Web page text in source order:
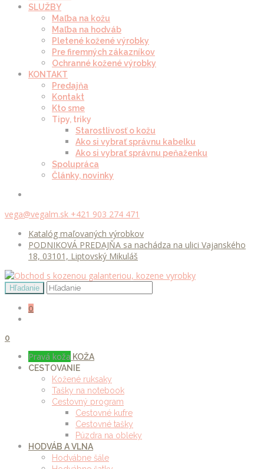
SLUŽBY
Maľba na kožu
Maľba na hodváb
Pletené kožené výrobky
Pre firemných zákazníkov
Ochranné kožené výrobky
KONTAKT
Predajňa
Kontakt
Kto sme
Tipy, triky
Starostlivosť o kožu
Ako si vybrať správnu kabelku
Ako si vybrať správnu peňaženku
Spolupráca
Články, novinky
vega@vegalm.sk +421 903 274 471
Katalóg maľovaných výrobkov
PODNIKOVÁ PREDAJŇA sa nachádza na ulici Vajanského
18, 03101, Liptovský Mikuláš
0
0
Pravá koža KOŽA
CESTOVANIE
Kožené ruksaky
Tašky na notebook
Cestovný program
Cestovné kufre
Cestovné tašky
Púzdra na obleky
HODVÁB A VLNA
Hodvábne šále